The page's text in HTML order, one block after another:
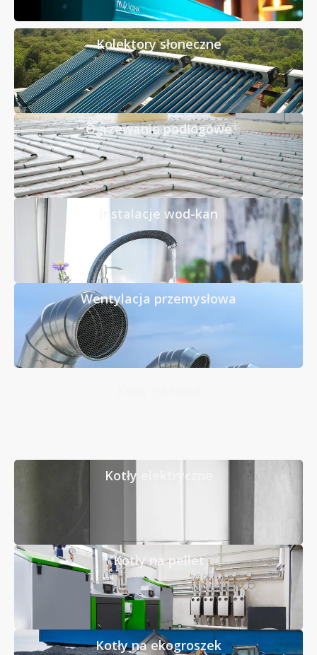
Kolektory słoneczne
Ogrzewanie podłogowe
Instalacje wod-kan
Wentylacja przemysłowa
Kotły elektryczne
Kotły na pellet
Kotły na ekogroszek